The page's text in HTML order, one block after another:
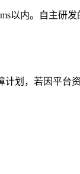
以内。自主研
划，若因平台